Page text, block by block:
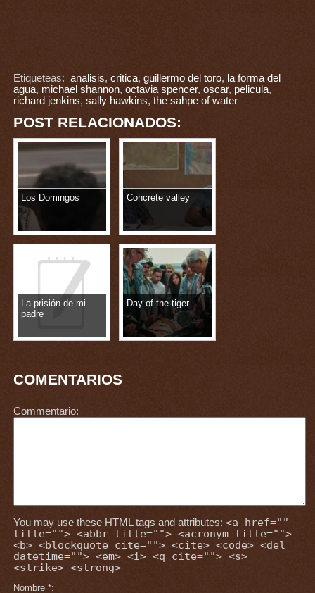
Etiqueteas: analisis, critica, guillermo del toro, la forma del
agua, michael shannon, octavia spencer, oscar, pelicula,
richard jenkins, sally hawkins, the sahpe of water
POST RELACIONADOS:
Los Domingos Concrete valley
La prisión de mi
padre
Day of the tiger
COMENTARIOS
Commentario
You may use these HTML tags and attributes: <a href=""
title=""> <abbr title=""> <acronym title="">
<b> <blockquote cite=""> <cite> <code> <del
datetime=""> <em> <i> <q cite=""> <s>
<strike> <strong>
Nombre *